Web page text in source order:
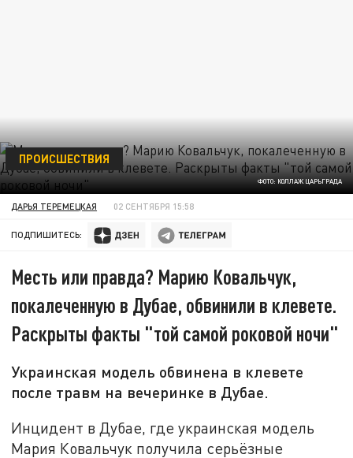
ФОТО: КОЛЛАЖ ЦАРЬГРАДА
ПРОИСШЕСТВИЯ
ДАРЬЯ ТЕРЕМЕЦКАЯ 02 СЕНТЯБРЯ 15:58
ПОДПИШИТЕСЬ:
Месть или правда? Марию Ковальчук,
покалеченную в Дубае, обвинили в клевете.
Раскрыты факты "той самой роковой ночи"
Украинская модель обвинена в клевете
после травм на вечеринке в Дубае.
Инцидент в Дубае, где украинская модель
Мария Ковальчук получила серьёзные